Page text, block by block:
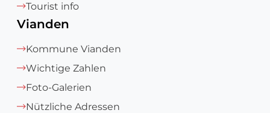
Tourist info
Vianden
Kommune Vianden
Wichtige Zahlen
Foto-Galerien
Nützliche Adressen